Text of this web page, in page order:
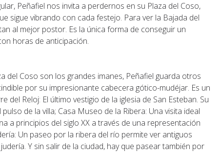
Peñafiel nos invita a perdernos en su Plaza del Coso,
sigue vibrando con cada festejo. Para ver la Bajada del
al mejor postor. Es la única forma de conseguir un
horas de anticipación.
del Coso son los grandes imanes, Peñafiel guarda otros
por su impresionante cabecera gótico-mudéjar. Es un
del Reloj: El último vestigio de la iglesia de San Esteban. Su
de la villa; Casa Museo de la Ribera: Una visita ideal
a principios del siglo XX a través de una representación
Un paseo por la ribera del río permite ver antiguos
Y sin salir de la ciudad, hay que pasear también por